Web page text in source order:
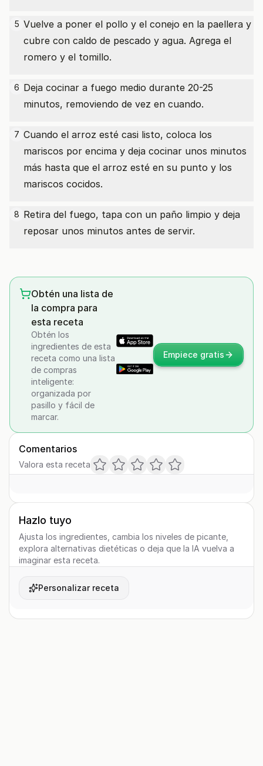
5 Vuelve a poner el pollo y el conejo en la paellera y
cubre con caldo de pescado y agua. Agrega el
romero y el tomillo.
6 Deja cocinar a fuego medio durante 20-25
minutos, removiendo de vez en cuando.
7 Cuando el arroz esté casi listo, coloca los
mariscos por encima y deja cocinar unos minutos
más hasta que el arroz esté en su punto y los
mariscos cocidos.
8 Retira del fuego, tapa con un paño limpio y deja
reposar unos minutos antes de servir.
Obtén una lista de
la compra para
esta receta
Obtén los
ingredientes de esta
receta como una lista
de compras
inteligente:
organizada por
pasillo y fácil de
marcar.
Empiece gratis
Comentarios
Valora esta receta
Hazlo tuyo
Ajusta los ingredientes, cambia los niveles de picante,
explora alternativas dietéticas o deja que la IA vuelva a
imaginar esta receta.
Personalizar receta